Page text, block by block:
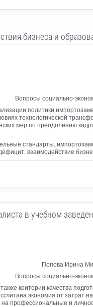
бизнеса и
Вопросы социально-
политики
технологической
мер по преодолению
стандарты,
взаимодействие
в учебном
Попова Ирина
Вопросы социально-
критерии качества
экономия от затрат
профессиональные и